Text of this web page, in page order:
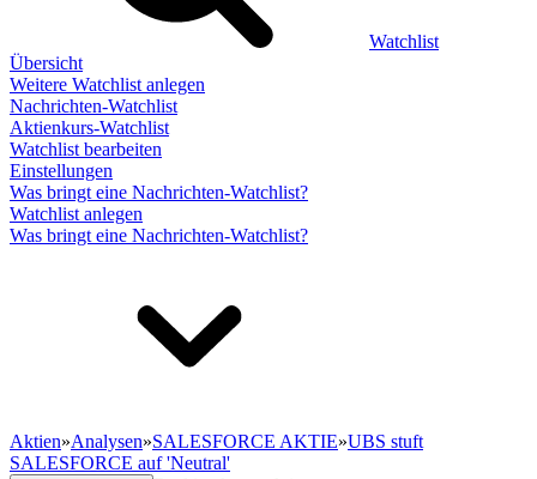
Watchlist
Übersicht
Weitere Watchlist anlegen
Nachrichten-Watchlist
Aktienkurs-Watchlist
Watchlist bearbeiten
Einstellungen
Was bringt eine Nachrichten-Watchlist?
Watchlist anlegen
Was bringt eine Nachrichten-Watchlist?
Aktien»Analysen»SALESFORCE AKTIE»UBS stuft
SALESFORCE auf 'Neutral'